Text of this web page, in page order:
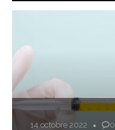
14 octobre 2022 0